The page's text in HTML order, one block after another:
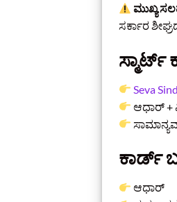
ಮುಖ್ಯ
ಸರ್ಕಾರ
ಸ್ಮಾರ್ಟ್
Seva
ಆಧಾರ್
ಕಾರ್ಡ್
ಆಧಾರ್